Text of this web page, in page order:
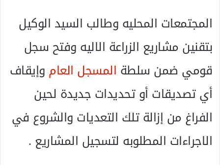
المجتمعات المحليه وطالب السيد الوكيل
بتقنين مشاريع الزراعة الاليه وفتح سجل
قومي ضمن سلطة المسجل العاموإيقاف
أي تصديقات أو تحديدات جديدة لحين
الفراغ من إزالة تلك التعديات والشروع في
الاجراءات المطلوبه لتسجيل المشاريع .